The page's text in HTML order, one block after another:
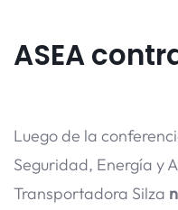
ASEA
Luego de la
Seguridad, Energía y
Transportadora Silza